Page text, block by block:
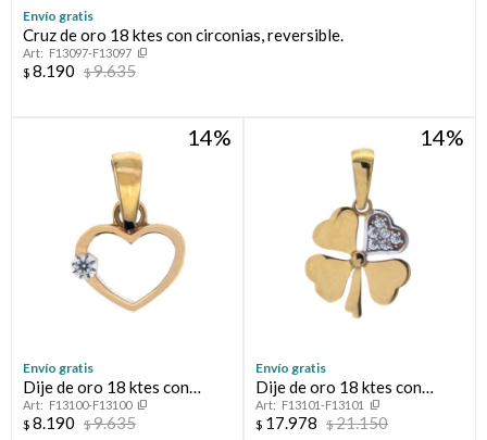
Envío gratis
Cruz de oro 18 ktes con circonias, reversible.
F13097-F13097
$ 8.190 $9.635
14
Envío gratis
Dije de oro 18 ktes con
circonia, CORAZÓN
CALADO.
F13100-F13100
$ 8.190 $9.635
14
Envío gratis
Dije de oro 18 ktes con
circonias, TRÉBOL.
F13101-F13101
$ 17.978 $21.150
Compromiso